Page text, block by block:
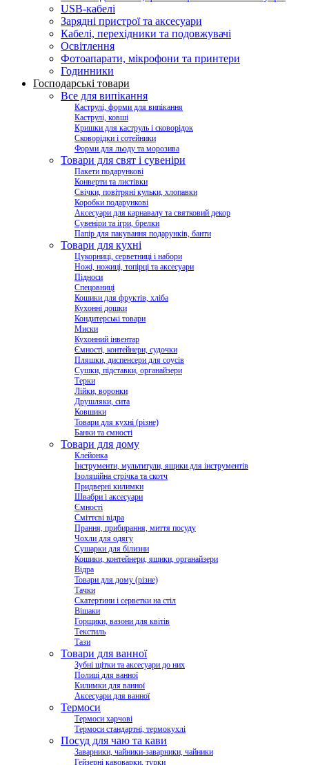
USB-кабелі
Зарядні пристрої та аксесуари
Кабелі, перехідники та подовжувачі
Освітлення
Фотоапарати, мікрофони та принтери
Годинники
Господарські товари
Все для випікання
Каструлі, форми для випікання
Каструлі, ковші
Кришки для каструль і сковорідок
Сковорідки і сотейники
Форми для льоду та морозива
Товари для свят і сувеніри
Пакети подарункові
Конверти та листівки
Свічки, повітряні кульки, хлопавки
Коробки подарункові
Аксесуари для карнавалу та святковий декор
Сувеніри та ігри, брелки
Папір для пакування подарунків, банти
Товари для кухні
Цукорниці, серветниці і набори
Ножі, ножиці, топірці та аксесуари
Підноси
Спецовниці
Кошики для фруктів, хліба
Кухонні дошки
Кондитерські товари
Миски
Кухонний інвентар
Ємності, контейнери, судочки
Пляшки, диспенсери для соусів
Сушки, підставки, органайзери
Терки
Лійки, воронки
Друшляки, сита
Ковшики
Товари для кухні (різне)
Банки та ємності
Товари для дому
Клейонка
Інструменти, мультитули, ящики для інструментів
Ізоляційна стрічка та скотч
Придверні килимки
Швабри і аксесуари
Ємності
Сміттєві відра
Прання, прибирання, миття посуду
Чохли для одягу
Сушарки для білизни
Кошики, контейнери, ящики, органайзери
Відра
Товари для дому (різне)
Тачки
Скатертини і серветки на стіл
Вішаки
Горщики, вазони для квітів
Текстиль
Тази
Товари для ванної
Зубні щітки та аксесуари до них
Полиці для ванної
Килимки для ванної
Аксесуари для ванної
Термоси
Термоси харчові
Термоси стандартні, термокухлі
Посуд для чаю та кави
Заварники, чайники-заварники, чайники
Гейзерні кавоварки, турки